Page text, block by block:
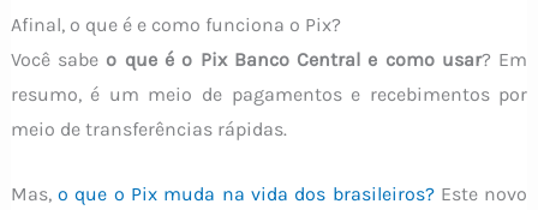
Afinal, o que é e como funciona o Pix?
Você sabe o que é o Pix Banco Central e como usar? Em
resumo, é um meio de pagamentos e recebimentos por
meio de transferências rápidas.
Mas, o que o Pix muda na vida dos brasileiros?Este novo